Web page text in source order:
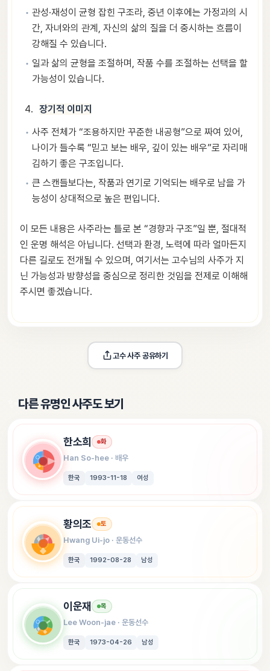
관성·재성이 균형 잡힌 구조라, 중년 이후에는 가정과의 시
간, 자녀와의 관계, 자신의 삶의 질을 더 중시하는 흐름이
강해질 수 있습니다.
일과 삶의 균형을 조절하며, 작품 수를 조절하는 선택을 할
가능성이 있습니다.
장기적 이미지
사주 전체가 “조용하지만 꾸준한 내공형”으로 짜여 있어,
나이가 들수록 “믿고 보는 배우, 깊이 있는 배우”로 자리매
김하기 좋은 구조입니다.
큰 스캔들보다는, 작품과 연기로 기억되는 배우로 남을 가
능성이 상대적으로 높은 편입니다.
이 모든 내용은 사주라는 틀로 본 “경향과 구조”일 뿐, 절대적
인 운명 해석은 아닙니다. 선택과 환경, 노력에 따라 얼마든지
다른 길로도 전개될 수 있으며, 여기서는 고수님의 사주가 지
닌 가능성과 방향성을 중심으로 정리한 것임을 전제로 이해해
주시면 좋겠습니다.
고수 사주 공유하기
다른 유명인 사주도 보기
한소희 화
Han So-hee · 배우
한국 1993-11-18 여성
황의조 토
Hwang Ui-jo · 운동선수
한국 1992-08-28 남성
이운재 목
Lee Woon-jae · 운동선수
한국 1973-04-26 남성